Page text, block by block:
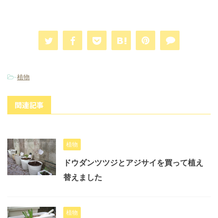
-植物
関連記事
植物
ドウダンツツジとアジサイを買って植え
替えました
植物